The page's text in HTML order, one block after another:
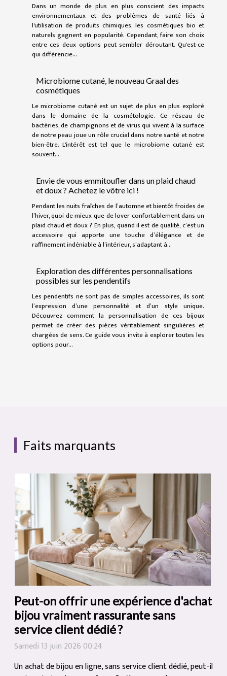
Dans un monde de plus en plus conscient des impacts
environnementaux et des problèmes de santé liés à
l'utilisation de produits chimiques, les cosmétiques bio et
naturels gagnent en popularité. Cependant, faire son choix
entre ces deux options peut sembler déroutant. Qu'est-ce
qui différencie...
Microbiome cutané, le nouveau Graal des
cosmétiques
Le microbiome cutané est un sujet de plus en plus exploré
dans le domaine de la cosmétologie. Ce réseau de
bactéries, de champignons et de virus qui vivent à la surface
de notre peau joue un rôle crucial dans notre santé et notre
bien-être. L'intérêt est tel que le microbiome cutané est
souvent...
Envie de vous emmitoufler dans un plaid chaud
et doux ? Achetez le vôtre ici !
Pendant les nuits fraîches de l’automne et bientôt froides de
l’hiver, quoi de mieux que de lover confortablement dans un
plaid chaud et doux ? En plus, quand il est de qualité, c’est un
accessoire qui apporte une touche d’élégance et de
raffinement indéniable à l’intérieur, s’adaptant à...
Exploration des différentes personnalisations
possibles sur les pendentifs
Les pendentifs ne sont pas de simples accessoires, ils sont
l’expression d’une personnalité et d’un style unique.
Découvrez comment la personnalisation de ces bijoux
permet de créer des pièces véritablement singulières et
chargées de sens. Ce guide vous invite à explorer toutes les
options pour...
Faits marquants
Peut-on offrir une expérience d'achat
bijou vraiment rassurante sans
service client dédié ?
Samedi 13 juin 2026 00:24
Un achat de bijou en ligne, sans service client dédié, peut-il